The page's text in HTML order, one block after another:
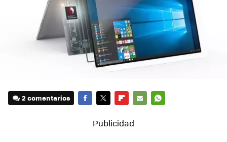
2 comentarios
MAIL